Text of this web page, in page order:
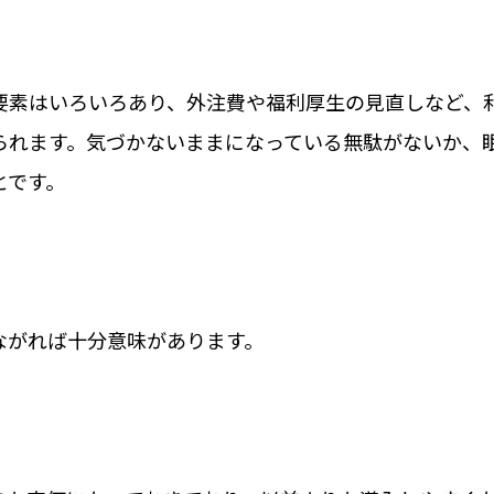
はいろいろあり、外注費や福利厚生の見直しなど、
ます。気づかないままになっている無駄がないか、
す。
れば十分意味があります。